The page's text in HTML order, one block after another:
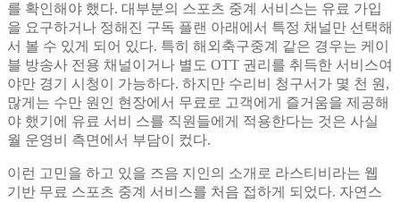
를 확인해야 했다. 대부분의 스포츠 중계 서비스는 유료 가입
을 요구하거나 정해진 구독 플랜 아래에서 특정 채널만 선택해
서 볼 수 있게 되어 있다. 특히 해외축구중계 같은 경우는 케이
블 방송사 전용 채널이거나 별도 OTT 권리를 취득한 서비스여
야만 경기 시청이 가능하다. 하지만 수리비 청구서가 몇 천 원,
많게는 수만 원인 현장에서 무료로 고객에게 즐거움을 제공해
야 했기에 유료 서비 스를 직원들에게 적용한다는 것은 사실
월 운영비 측면에서 부담이 컸다.
이런 고민을 하고 있을 즈음 지인의 소개로 라스티비라는 웹
기반 무료 스포츠 중계 서비스를 처음 접하게 되었다. 자연스